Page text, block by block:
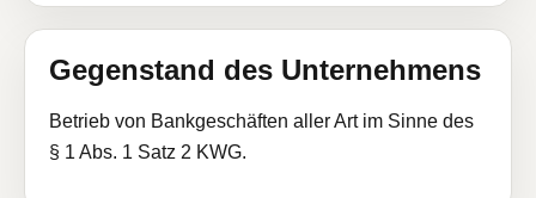
Gegenstand des Unternehmens
Betrieb von Bankgeschäften aller Art im Sinne des
§ 1 Abs. 1 Satz 2 KWG.